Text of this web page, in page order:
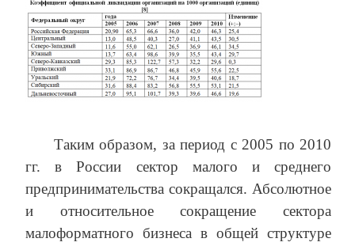
Таким образом, за период с 2005 по 2010
гг. в России сектор малого и среднего
предпринимательства сокращался. Абсолютное
и относительное сокращение сектора
малоформатного бизнеса в общей структуре